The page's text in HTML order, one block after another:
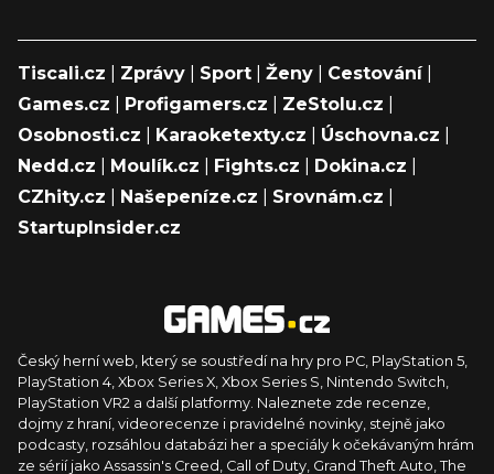
Tiscali.cz Zprávy Sport Ženy Cestování|
Games.cz
Profigamers.cz ZeStolu.cz
Osobnosti.cz
Karaoketexty.cz Úschovna.cz
Nedd.cz
Moulík.cz Fights.cz Dokina.cz
CZhity.cz
Našepeníze.cz Srovnám.cz
StartupInsider.cz
Český herní web, který se soustředí na hry pro PC, PlayStation 5,
PlayStation 4, Xbox Series X, Xbox Series S, Nintendo Switch,
PlayStation VR2 a další platformy. Naleznete zde recenze,
dojmy z hraní, videorecenze i pravidelné novinky, stejně jako
podcasty, rozsáhlou databázi her a speciály k očekávaným hrám
ze sérií jako Assassin's Creed, Call of Duty, Grand Theft Auto, The